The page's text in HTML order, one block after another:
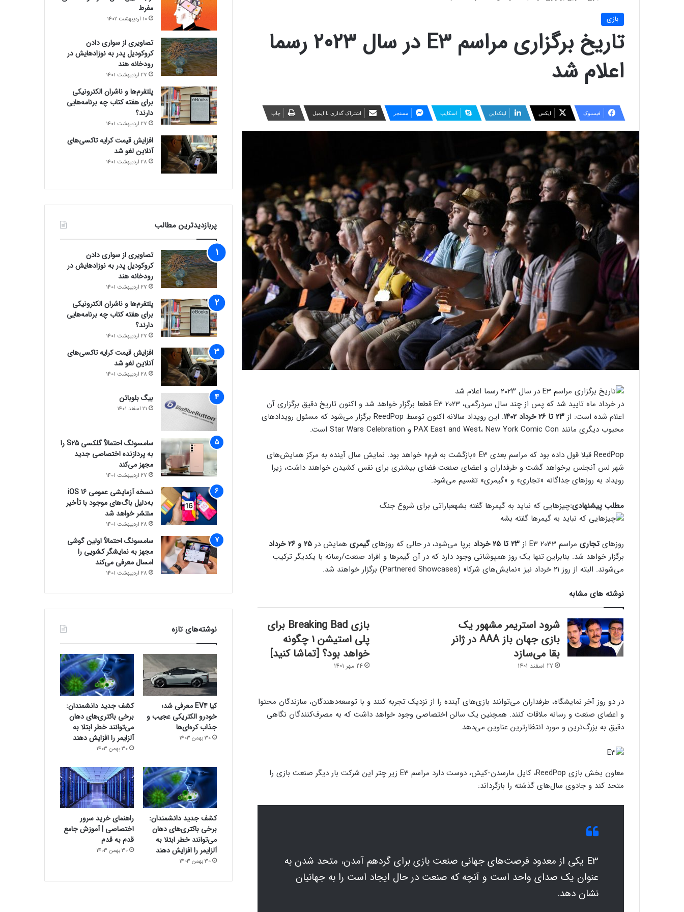
بازی
تاریخ برگزاری مراسم E3 در سال ۲۰۲۳ رسما
اعلام شد
فیسبوک ایکس لینکداین اسکایپ مسنجر اشتراک گذاری با ایمیل چاپ
در خرداد ماه تایید شد که پس از چند سال سردرگمی، E3 2023 قطعا برگزار خواهد شد و اکنون تاریخ دقیق برگزاری آن
اعلام شده است: از ۲۳ تا ۲۶ خرداد ۱۴۰۲
. این رویداد سالانه اکنون توسط ReedPop برگزار می‌شود که مسئول رویدادهای
محبوب دیگری مانند PAX East and West، New York Comic Con و Star Wars Celebration است.
ReedPop قبلا قول داده بود که مراسم بعدی E3 «بازگشت به فرم» خواهد بود. نمایش سال آینده به مرکز همایش‌های
شهر لس آنجلس برخواهد گشت و طرفداران و اعضای صنعت فضای بیشتری برای نفس کشیدن خواهند داشت، زیرا
رویداد به روزهای جداگانه «تجاری» و «گیمری» تقسیم می‌شود.
مطلب پیشنهادی:چیزهایی که نباید به گیمرها گفته بشهعباراتی برای شروع جنگ
روزهای تجاری مراسم E3 2033 از ۲۳ تا ۲۵ خرداد برپا می‌شود، در حالی که روزهایگیمری همایش در ۲۵ و ۲۶ خرداد
برگزار خواهد شد. بنابراین تنها یک روز همپوشانی وجود دارد که در آن گیمرها و افراد صنعت/رسانه با یکدیگر ترکیب
می‌شوند. البته از روز ۲۱ خرداد نیز «نمایش‌های شرکا» (Partnered Showcases) برگزار خواهند شد.
نوشته های مشابه
شرود استریمر مشهور یک
بازی جهان باز AAA در ژانر
بقا می‌سازد
27 اسفند 1401
بازی Breaking Bad برای
پلی استیشن ۱ چگونه
خواهد بود؟ [تماشا کنید]
24 مهر 1401
در دو روز آخر نمایشگاه، طرفداران می‌توانند بازی‌های آینده را از نزدیک تجربه کنند و با توسعه‌دهندگان، سازندگان محتوا
و اعضای صنعت و رسانه ملاقات کنند. همچنین یک سالن اختصاصی وجود خواهد داشت که به مصرف‌کنندگان نگاهی
دقیق به بزرگ‌ترین و مورد انتظارترین عناوین می‌دهد.
معاون بخش بازی ReedPop، کایل مارسدن-کیش، دوست دارد مراسم E3 زیر چتر این شرکت بار دیگر صنعت بازی را
متحد کند و جادوی سال‌های گذشته را بازگرداند:
E3 یکی از معدود فرصت‌های جهانی صنعت بازی برای گردهم آمدن، متحد شدن به
عنوان یک صدای واحد است و آنچه که صنعت در حال ایجاد است را به جهانیان
نشان دهد.
مفرط
10 اردیبهشت 1402
تصاویری از سواری دادن
کروکودیل پدر به نوزادهایش در
رودخانه هند
27 اردیبهشت 1401
پلتفرم‌ها و ناشران الکترونیکی
برای هفته کتاب چه برنامه‌هایی
دارند؟
27 اردیبهشت 1401
افزایش قیمت کرایه تاکسی‌های
آنلاین لغو شد
28 اردیبهشت 1401
پربازدیدترین مطالب
تصاویری از سواری دادن
کروکودیل پدر به نوزادهایش در
رودخانه هند
27 اردیبهشت 1401
پلتفرم‌ها و ناشران الکترونیکی
برای هفته کتاب چه برنامه‌هایی
دارند؟
27 اردیبهشت 1401
افزایش قیمت کرایه تاکسی‌های
آنلاین لغو شد
28 اردیبهشت 1401
بیگ بلوباتن
21 اسفند 1401
سامسونگ احتمالاً گلکسی S25 را
به پردازنده اختصاصی جدید
مجهز می‌کند
27 اردیبهشت 1401
نسخه آزمایشی عمومی iOS 16
به‌دلیل باگ‌های موجود با تأخیر
منتشر خواهد شد
28 اردیبهشت 1401
سامسونگ احتمالاً اولین گوشی
مجهز به نمایشگر کشویی را
امسال معرفی می‌کند
28 اردیبهشت 1401
نوشته‌های تازه
کیا EV4 معرفی شد؛
خودرو الکتریکی عجیب و
جذاب کره‌ای‌ها
30 بهمن 1403
کشف جدید دانشمندان:
برخی باکتری‌های دهان
می‌توانند خطر ابتلا به
آلزایمر را افزایش دهند
30 بهمن 1403
کشف جدید دانشمندان:
برخی باکتری‌های دهان
می‌توانند خطر ابتلا به
آلزایمر را افزایش دهند
30 بهمن 1403
راهنمای خرید سرور
اختصاصی | آموزش جامع
قدم به قدم
30 بهمن 1403